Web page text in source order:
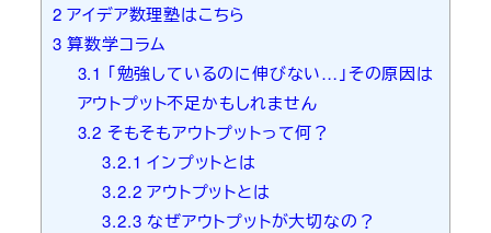
2 アイデア数理塾はこちら
3 算数学コラム
3.1 「勉強しているのに伸びない…」その原因は
アウトプット不足かもしれません
3.2 そもそもアウトプットって何？
3.2.1 インプットとは
3.2.2 アウトプットとは
3.2.3 なぜアウトプットが大切なの？